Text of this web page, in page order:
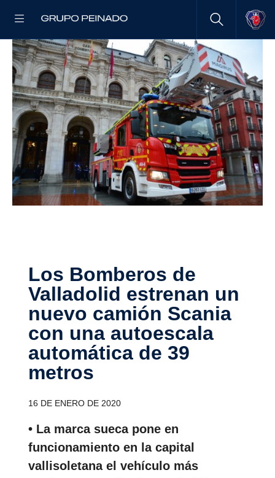
Los Bomberos de
Valla­dolid estrenan un
nuevo camión Scania
con una autoes­cala
automá­tica de 39
metros
16 DE ENERO DE 2020
• La marca sueca pone en
funcionamiento en la capital
vallisoletana el vehículo más